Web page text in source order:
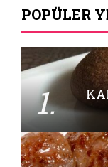
POPÜLER
1.